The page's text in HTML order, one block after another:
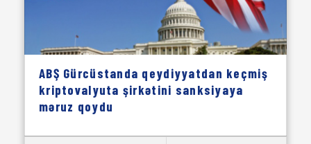
ABŞ Gürcüstanda qeydiyyatdan keçmiş
kriptovalyuta şirkətini sanksiyaya
məruz qoydu